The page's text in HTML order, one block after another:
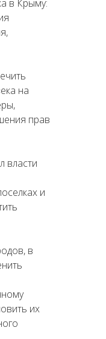
в Крыму:
на
прав
власти
и
в
их